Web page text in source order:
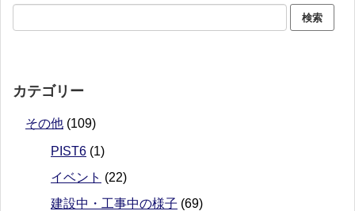
カテゴリー
その他 (109)
PIST6 (1)
イベント (22)
建設中・工事中の様子 (69)